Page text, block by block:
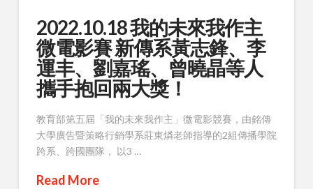
2022.10.18 我的未來我作主
微電影賽 新傳系黃志鋒、李
運丰、劉嘉瑤、曾曉晶等人
攜手抱回兩大獎！
教育部第五屆「我的未來我作主」微電影競賽，由銘傳
大學廣告暨策略行銷學系莊東燐老師指導的2組傳播學院
跨系、跨國團隊， 以3 …
Read More